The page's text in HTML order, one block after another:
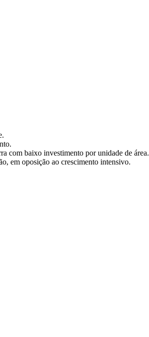
com baixo investimento por unidade de área.
em oposição ao crescimento intensivo.